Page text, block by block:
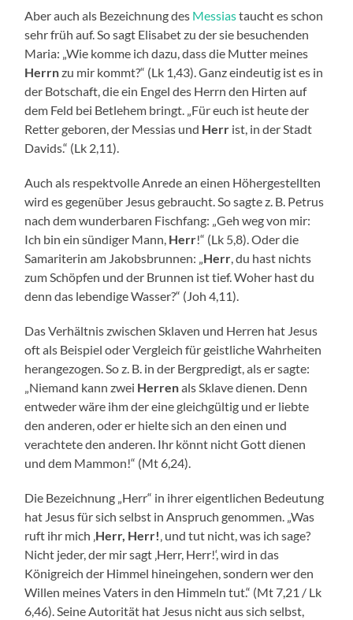
Aber auch als Bezeichnung des Messiastaucht es schon
sehr früh auf. So sagt Elisabet zu der sie besuchenden
Maria: „Wie komme ich dazu, dass die Mutter meines
Herrnzu mir kommt?“ (Lk 1,43). Ganz eindeutig ist es in
der Botschaft, die ein Engel des Herrn den Hirten auf
dem Feld bei Betlehem bringt. „Für euch ist heute der
Retter geboren, der Messias und Herr ist, in der Stadt
Davids.“ (Lk 2,11).
Auch als respektvolle Anrede an einen Höhergestellten
wird es gegenüber Jesus gebraucht. So sagte z. B. Petrus
nach dem wunderbaren Fischfang: „Geh weg von mir:
Ich bin ein sündiger Mann, Herr!“ (Lk 5,8). Oder die
Samariterin am Jakobsbrunnen: „Herr, du hast nichts
zum Schöpfen und der Brunnen ist tief. Woher hast du
denn das lebendige Wasser?“ (Joh 4,11).
Das Verhältnis zwischen Sklaven und Herren hat Jesus
oft als Beispiel oder Vergleich für geistliche Wahrheiten
herangezogen. So z. B. in der Bergpredigt, als er sagte:
„Niemand kann zwei Herrenals Sklave dienen. Denn
entweder wäre ihm der eine gleichgültig und er liebte
den anderen, oder er hielte sich an den einen und
verachtete den anderen. Ihr könnt nicht Gott dienen
und dem Mammon!“ (Mt 6,24).
Die Bezeichnung „Herr“ in ihrer eigentlichen Bedeutung
hat Jesus für sich selbst in Anspruch genommen. „Was
ruft ihr mich ‚Herr, Herr!‚ und tut nicht, was ich sage?
Nicht jeder, der mir sagt ‚Herr, Herr!‘, wird in das
Königreich der Himmel hineingehen, sondern wer den
Willen meines Vaters in den Himmeln tut.“ (Mt 7,21 / Lk
6,46). Seine Autorität hat Jesus nicht aus sich selbst,